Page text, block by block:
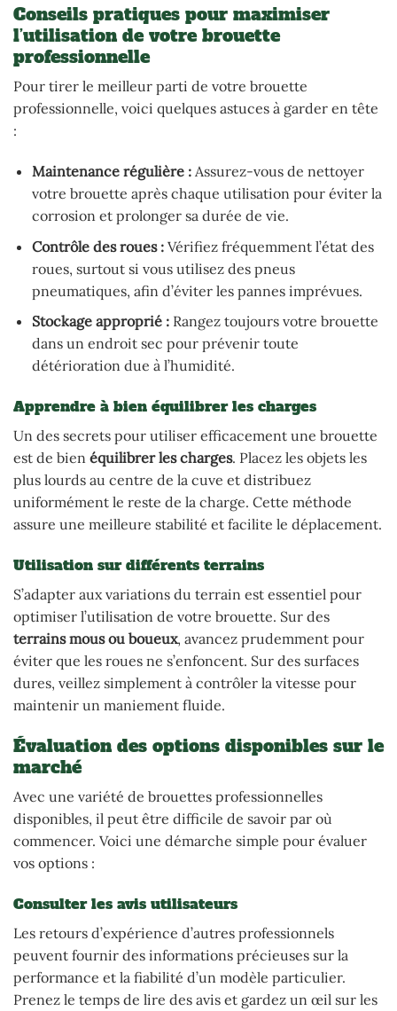
Conseils pratiques pour maximiser
l’utilisation de votre brouette
professionnelle
Pour tirer le meilleur parti de votre brouette
professionnelle, voici quelques astuces à garder en tête
:
Maintenance régulière :Assurez-vous de nettoyer
votre brouette après chaque utilisation pour éviter la
corrosion et prolonger sa durée de vie.
Contrôle des roues :Vérifiez fréquemment l’état des
roues, surtout si vous utilisez des pneus
pneumatiques, afin d’éviter les pannes imprévues.
Stockage approprié :Rangez toujours votre brouette
dans un endroit sec pour prévenir toute
détérioration due à l’humidité.
Apprendre à bien équilibrer les charges
Un des secrets pour utiliser efficacement une brouette
est de bien équilibrer les charges. Placez les objets les
plus lourds au centre de la cuve et distribuez
uniformément le reste de la charge. Cette méthode
assure une meilleure stabilité et facilite le déplacement.
Utilisation sur différents terrains
S’adapter aux variations du terrain est essentiel pour
optimiser l’utilisation de votre brouette. Sur des
terrains mous ou boueux, avancez prudemment pour
éviter que les roues ne s’enfoncent. Sur des surfaces
dures, veillez simplement à contrôler la vitesse pour
maintenir un maniement fluide.
Évaluation des options disponibles sur le
marché
Avec une variété de brouettes professionnelles
disponibles, il peut être difficile de savoir par où
commencer. Voici une démarche simple pour évaluer
vos options :
Consulter les avis utilisateurs
Les retours d’expérience d’autres professionnels
peuvent fournir des informations précieuses sur la
performance et la fiabilité d’un modèle particulier.
Prenez le temps de lire des avis et gardez un œil sur les